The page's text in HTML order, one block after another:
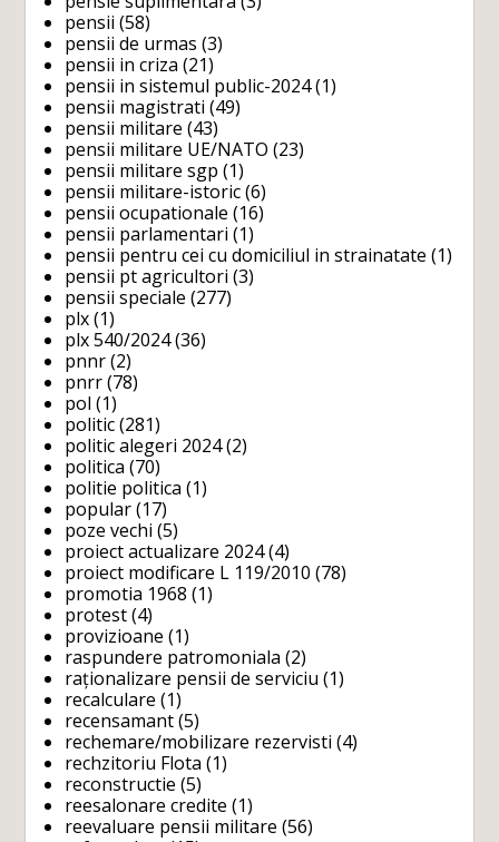
pensii (58)
pensii de urmas (3)
pensii in criza (21)
pensii in sistemul public-2024(1)
pensii magistrati (49)
pensii militare (43)
pensii militare UE/NATO (23)
pensii militare sgp (1)
pensii militare-istoric (6)
pensii ocupationale (16)
pensii parlamentari (1)
pensii pentru cei cu domiciliul in strainatate (1)
pensii pt agricultori (3)
pensii speciale (277)
plx (1)
plx 540/2024(36)
pnnr (2)
pnrr (78)
pol (1)
politic (281)
politic alegeri 2024(2)
politica (70)
politie politica (1)
popular (17)
poze vechi (5)
proiect actualizare 2024(4)
proiect modificare L 119/2010 (78)
promotia 1968 (1)
protest (4)
provizioane (1)
raspundere patromoniala (2)
raționalizare pensii de serviciu (1)
recalculare (1)
recensamant (5)
rechemare/mobilizare rezervisti (4)
rechzitoriu Flota (1)
reconstructie (5)
reesalonare credite (1)
reevaluare pensii militare (56)